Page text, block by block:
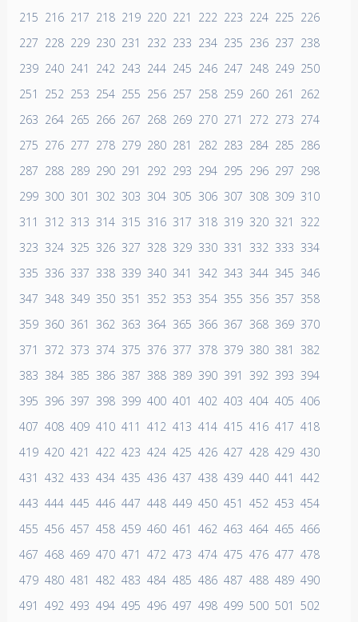
215 216 217 218 219 220 221 222 223 224 225 226
227 228 229 230 231 232 233 234 235 236 237 238
239 240 241 242 243 244 245 246 247 248 249 250
251
252 253 254 255 256 257 258 259 260 261
262
263 264 265 266 267 268 269 270 271 272 273 274
275 276 277 278 279 280 281 282 283 284 285 286
287 288 289 290 291 292 293 294 295 296 297 298
299 300 301 302 303 304 305 306 307 308 309 310
311
312 313 314 315 316 317 318 319 320 321
322
323 324 325 326 327 328 329 330 331 332 333 334
335 336 337 338 339 340 341 342 343 344 345 346
347 348 349 350 351 352 353 354 355 356 357 358
359 360 361 362 363 364 365 366 367 368 369 370
371
372 373 374 375 376 377 378 379 380 381
382
383 384 385 386 387 388 389 390 391 392 393 394
395 396 397 398 399 400 401 402 403 404 405 406
407 408 409 410 411 412 413 414 415 416 417 418
419 420 421 422 423 424 425 426 427 428 429 430
431 432 433 434 435 436 437 438 439 440 441 442
443 444 445 446 447 448 449 450 451 452 453 454
455 456 457 458 459 460 461 462 463 464 465 466
467 468 469 470 471 472 473 474 475 476 477 478
479 480 481 482 483 484 485 486 487 488 489 490
491 492 493 494 495 496 497 498 499 500 501 502